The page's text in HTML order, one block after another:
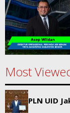
Most
PLN UID